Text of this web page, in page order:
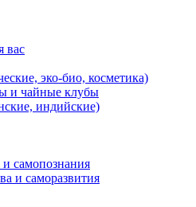
вас
эко-био, косметика)
и чайные клубы
индийские)
самопознания
и саморазвития